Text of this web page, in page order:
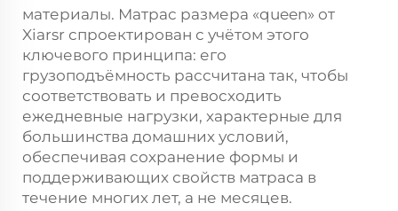
материалы. Матрас размера «queen» от
Xiarsr спроектирован с учётом этого
ключевого принципа: его
грузоподъёмность рассчитана так, чтобы
соответствовать и превосходить
ежедневные нагрузки, характерные для
большинства домашних условий,
обеспечивая сохранение формы и
поддерживающих свойств матраса в
течение многих лет, а не месяцев.